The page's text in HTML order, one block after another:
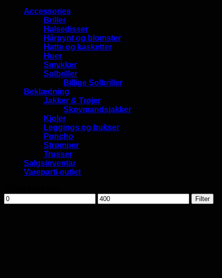
Accessories
Briller
Halsedisser
Hårpynt og blomster
Hatte og kasketter
Huer
Smykker
Solbriller
Billige Solbriller
Beklædning
Jakker & Trøjer
Skovmandsjakker
Kjoler
Leggings og bukser
Poncho
Strømper
Trusser
Salgsinventar
Vareparti outlet
Mindste
pris
Højeste
pris
Filter